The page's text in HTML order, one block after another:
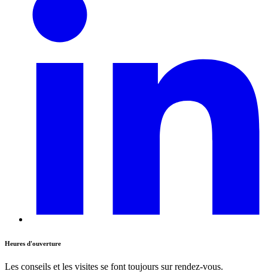
Heures d'ouverture
Les conseils et les visites se font toujours sur rendez-vous.